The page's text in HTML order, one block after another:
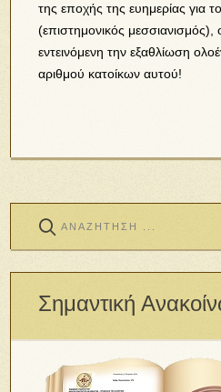
της εποχής της ευημερίας για
(επιστημονικός μεσσιανισμός),
εντεινόμενη την εξαθλίωση
αριθμού κατοίκων αυτού!
Σημαντική